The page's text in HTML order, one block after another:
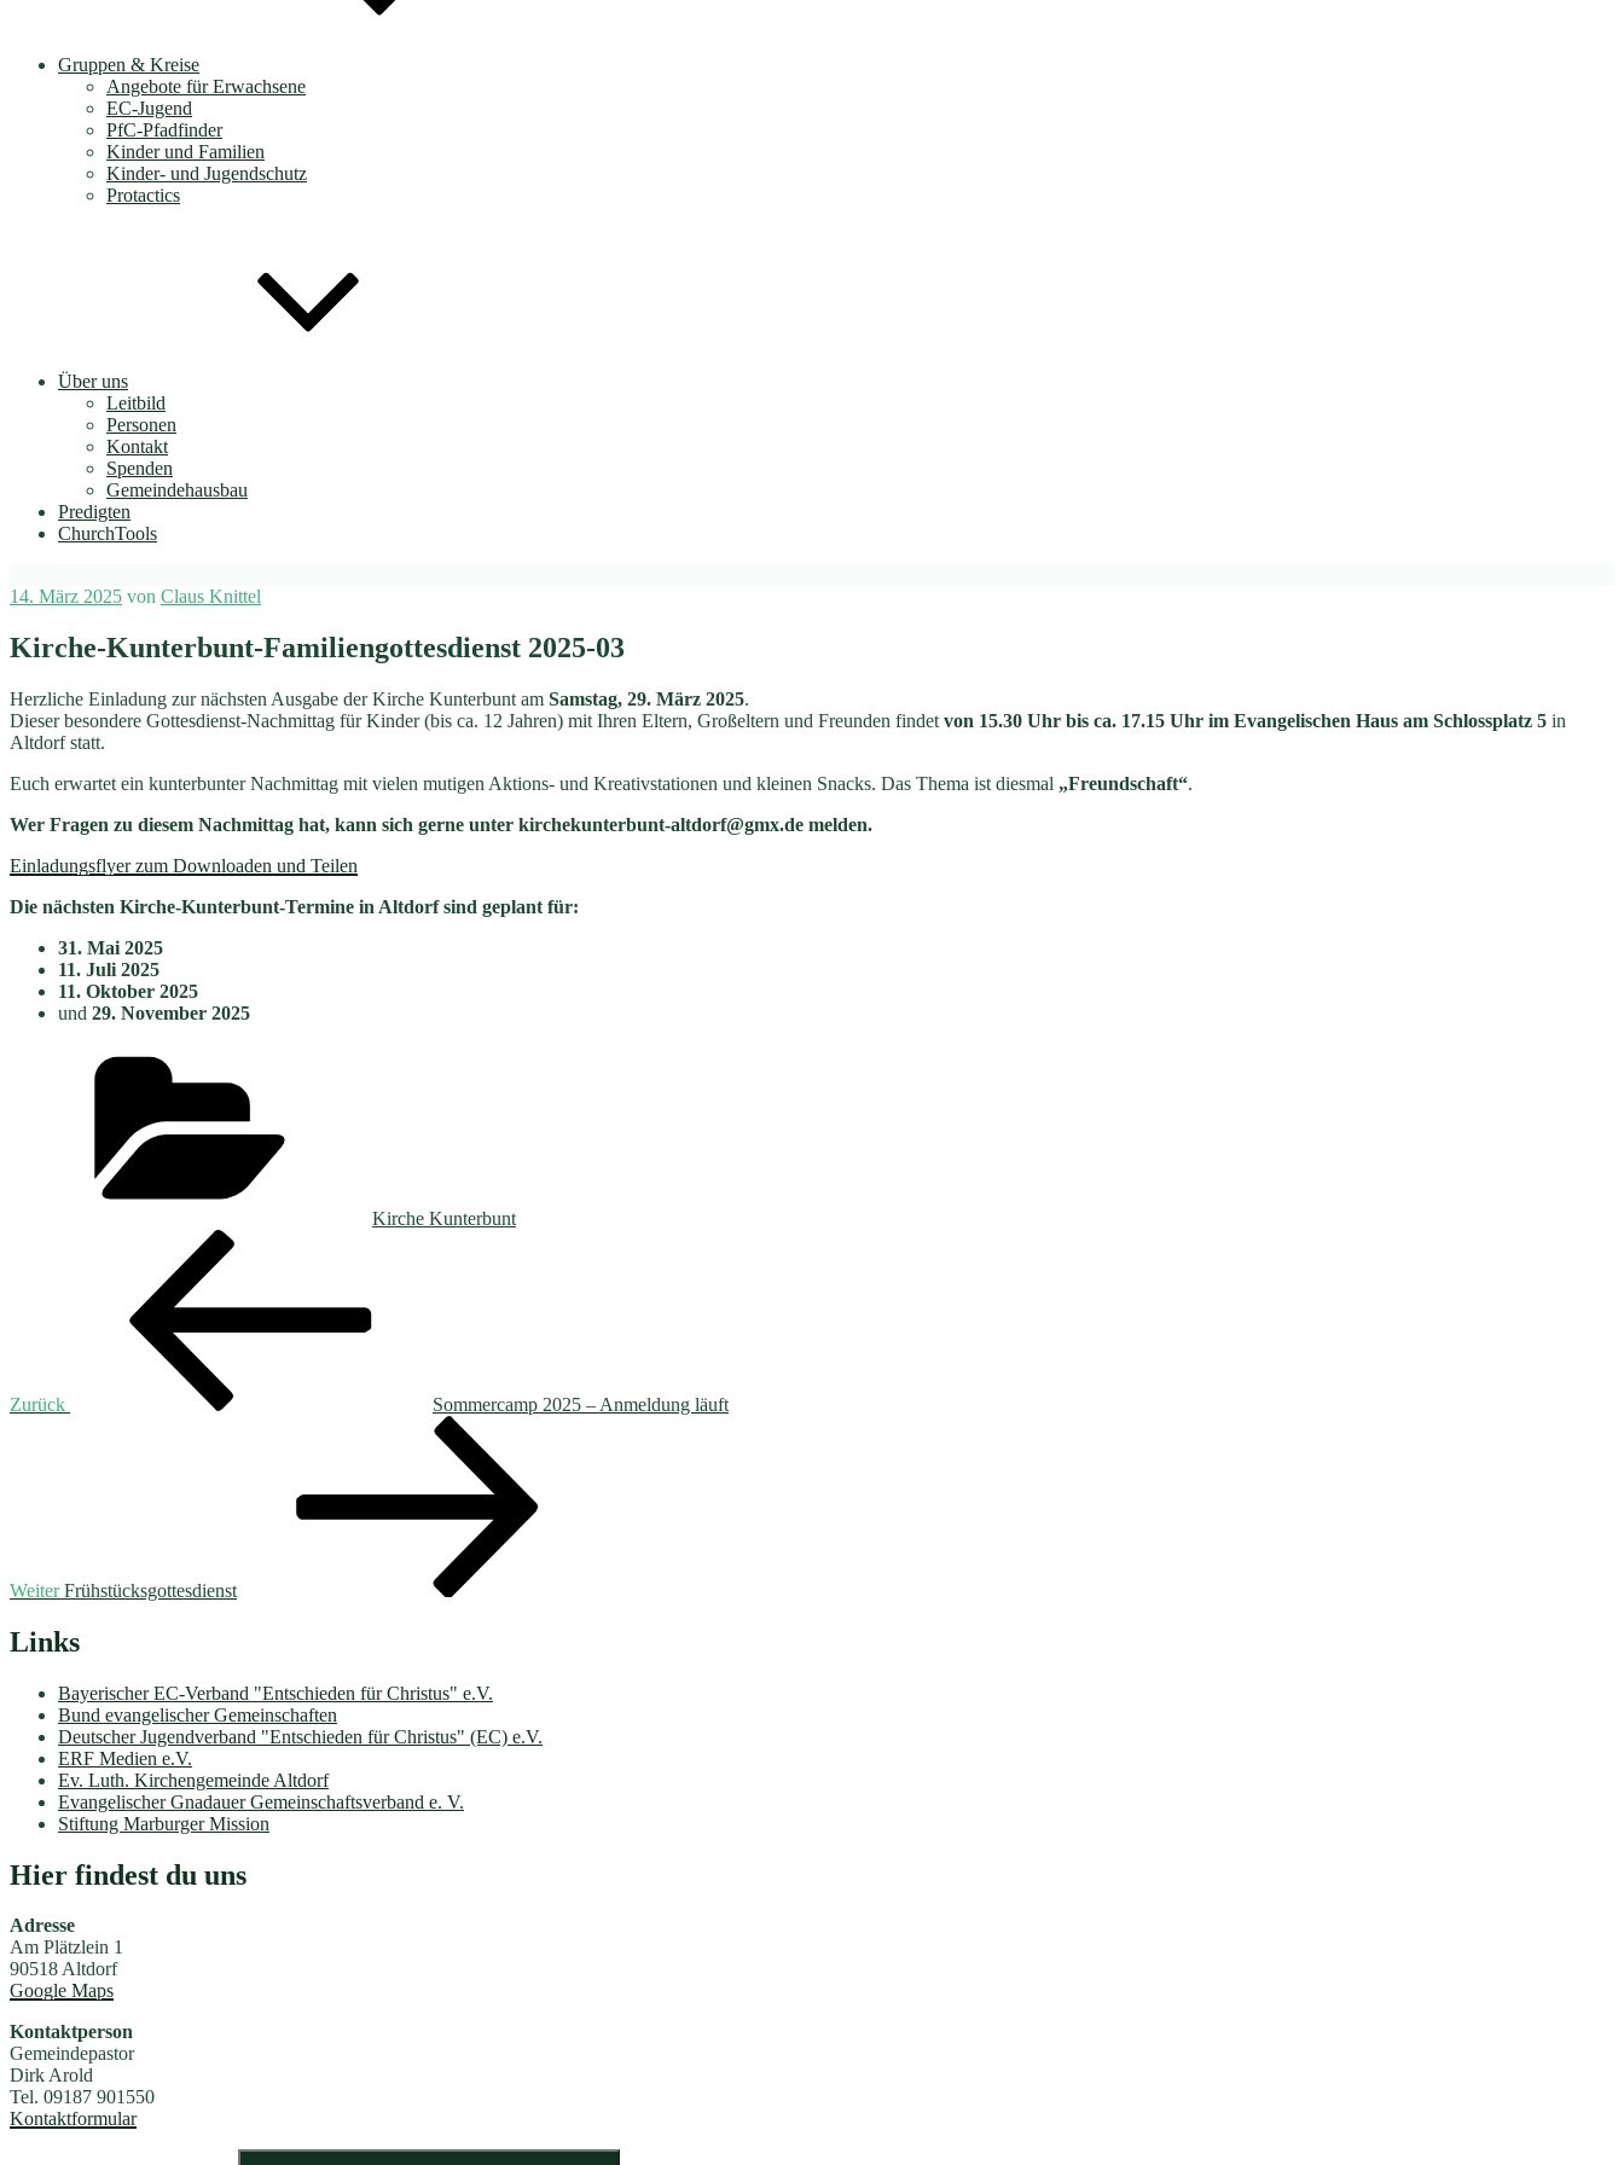
Gruppen & Kreise
Angebote für Erwachsene
EC-Jugend
PfC-Pfadfinder
Kinder und Familien
Kinder- und Jugendschutz
Protactics
Über uns
Leitbild
Personen
Kontakt
Spenden
Gemeindehausbau
Predigten
ChurchTools
Veröffentlicht
14. März 2025 von Claus Knittel
Kirche-Kunterbunt-Familiengottesdienst 2025-03
Herzliche Einladung zur nächsten Ausgabe der Kirche Kunterbunt am Samstag, 29. März 2025.
Dieser besondere Gottesdienst-Nachmittag für Kinder (bis ca. 12 Jahren) mit Ihren Eltern, Großeltern und Freunden findet von 15.30 Uhr bis ca. 17.15 Uhr im Evangelischen Haus am Schlossplatz 5 in
Altdorf statt.
Euch erwartet ein kunterbunter Nachmittag mit vielen mutigen Aktions- und Kreativstationen und kleinen Snacks. Das Thema ist diesmal „Freundschaft“.
Wer Fragen zu diesem Nachmittag hat, kann sich gerne unter kirchekunterbunt-altdorf@gmx.de melden.
Einladungsflyer zum Downloaden und Teilen
Die nächsten Kirche-Kunterbunt-Termine in Altdorf sind geplant für:
31. Mai 2025
11. Juli 2025
11. Oktober 2025
und 29. November 2025
Kirche Kunterbunt
Beitragsnavigation
Zurück
Sommercamp 2025 – Anmeldung läuft
Weiter Frühstücksgottesdienst
Links
Bayerischer EC-Verband "Entschieden für Christus" e.V.
Bund evangelischer Gemeinschaften
Deutscher Jugendverband "Entschieden für Christus" (EC) e.V.
ERF Medien e.V.
Ev. Luth. Kirchengemeinde Altdorf
Evangelischer Gnadauer Gemeinschaftsverband e. V.
Stiftung Marburger Mission
Hier findest du uns
Adresse
Am Plätzlein 1
90518 Altdorf
Google Maps
Kontaktperson
Gemeindepastor
Dirk Arold
Tel. 09187 901550
Kontaktformular